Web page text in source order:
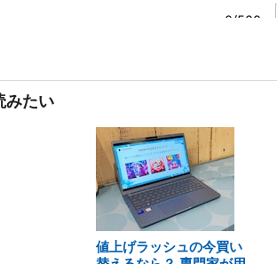
みたい
値上げラッシュの今買い